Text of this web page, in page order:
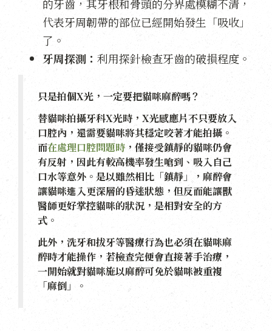
的牙齒，其牙根和骨頭的分界處模糊不清，
代表牙周韌帶的部位已經開始發生「吸收」
了。
牙周探測： 利用探針檢查牙齒的破損程度。
只是拍個X光，一定要把貓咪麻醉嗎？
替貓咪拍攝牙科X光時，X光感應片不只要放入
口腔內，還需要貓咪將其穩定咬著才能拍攝。
而在處理口腔問題時 ，僅接受鎮靜的貓咪仍會
有反射，因此有較高機率發生嗆到、吸入自己
口水等意外。是以雖然相比「鎮靜」，麻醉會
讓貓咪進入更深層的昏迷狀態，但反而能讓獸
醫師更好掌控貓咪的狀況，是相對安全的方
式。
此外，洗牙和拔牙等醫療行為也必須在貓咪麻
醉時才能操作，若檢查完便會直接著手治療，
一開始就對貓咪施以麻醉可免於貓咪被重複
「麻倒」。